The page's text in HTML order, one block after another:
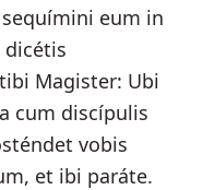
eum in
Magister: Ubi
cum discípulis
vobis
et ibi paráte.